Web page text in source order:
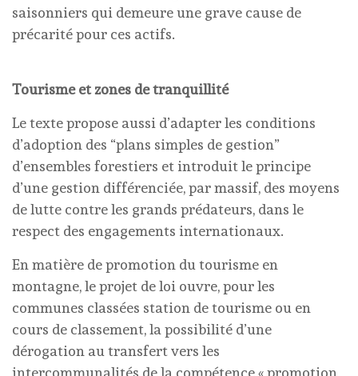
saisonniers qui demeure une grave cause de
précarité pour ces actifs.
Tourisme et zones de tranquillité
Le texte propose aussi d’adapter les conditions
d’adoption des “plans simples de gestion”
d’ensembles forestiers et introduit le principe
d’une gestion différenciée, par massif, des moyens
de lutte contre les grands prédateurs, dans le
respect des engagements internationaux.
En matière de promotion du tourisme en
montagne, le projet de loi ouvre, pour les
communes classées station de tourisme ou en
cours de classement, la possibilité d’une
dérogation au transfert vers les
intercommunalités de la compétence « promotion